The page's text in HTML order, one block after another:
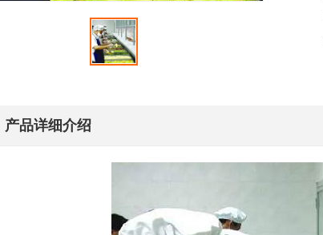
产品详细介绍